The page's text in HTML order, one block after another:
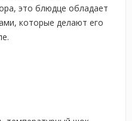
это блюдце обладает
которые делают его